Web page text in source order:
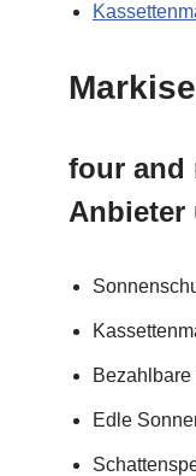
four and
Anbieter
Edle